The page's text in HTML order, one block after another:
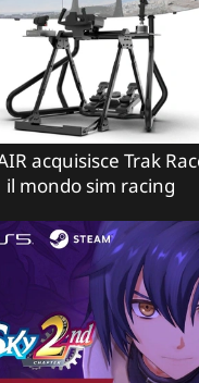
acquisisce Trak
il mondo sim racing